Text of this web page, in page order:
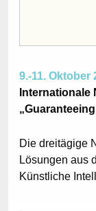
9.-11. Oktober
Internationale
Die dreitägige
Lösungen aus
Künstliche